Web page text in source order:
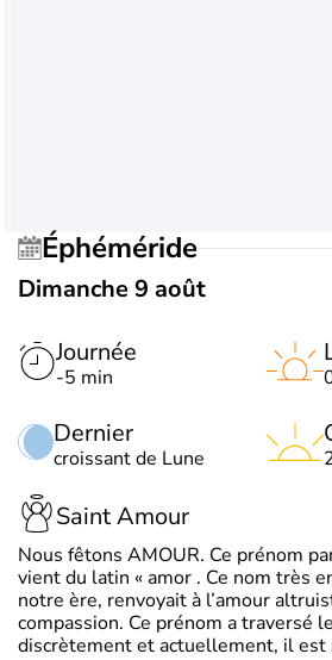
Éphéméride
Dimanche 9 août
Journée
-5 min
Dernier
croissant de Lune
Saint Amour
Nous fêtons AMOUR. Ce prénom
vient du latin « amor . Ce nom très
notre ère, renvoyait à l’amour
compassion. Ce prénom a traversé
discrètement et actuellement, il est